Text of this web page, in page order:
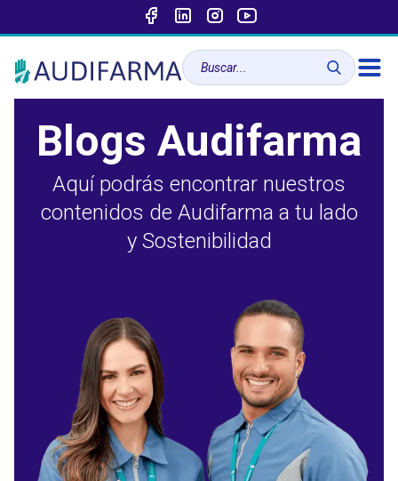
Blogs Audifarma
Aquí podrás encontrar nuestros
contenidos de Audifarma a tu lado
y Sostenibilidad